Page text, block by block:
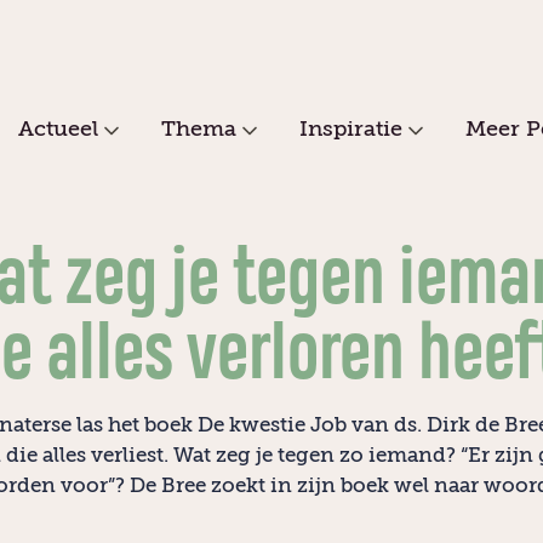
Actueel Thema Inspiratie Meer
zeg je tegen
alles verloren
las het boek De kwestie Job van ds. Dirk de
alles verliest. Wat zeg je tegen zo iemand? “Er zijn
voor”? De Bree zoekt in zijn boek wel naar